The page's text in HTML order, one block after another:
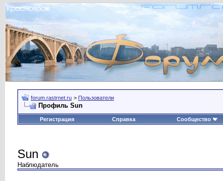
forum.rastrnet.ru > Пользователи
Профиль Sun
Регистрация Справка Сообщество
Sun
Наблюдатель